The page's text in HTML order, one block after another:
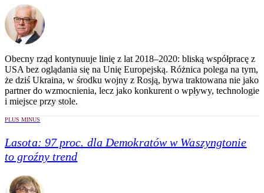
Obecny rząd kontynuuje linię z lat 2018–2020: bliską współpracę z
USA bez oglądania się na Unię Europejską. Różnica polega na tym,
że dziś Ukraina, w środku wojny z Rosją, bywa traktowana nie jako
partner do wzmocnienia, lecz jako konkurent o wpływy, technologie
i miejsce przy stole.
PLUS MINUS
Lasota: 97 proc. dla Demokratów w Waszyngtonie
to groźny trend